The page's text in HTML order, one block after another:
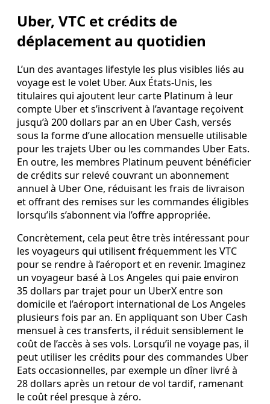
Uber, VTC et crédits de
déplacement au quotidien
L’un des avantages lifestyle les plus visibles liés au
voyage est le volet Uber. Aux États-Unis, les
titulaires qui ajoutent leur carte Platinum à leur
compte Uber et s’inscrivent à l’avantage reçoivent
jusqu’à 200 dollars par an en Uber Cash, versés
sous la forme d’une allocation mensuelle utilisable
pour les trajets Uber ou les commandes Uber Eats.
En outre, les membres Platinum peuvent bénéficier
de crédits sur relevé couvrant un abonnement
annuel à Uber One, réduisant les frais de livraison
et offrant des remises sur les commandes éligibles
lorsqu’ils s’abonnent via l’offre appropriée.
Concrètement, cela peut être très intéressant pour
les voyageurs qui utilisent fréquemment les VTC
pour se rendre à l’aéroport et en revenir. Imaginez
un voyageur basé à Los Angeles qui paie environ
35 dollars par trajet pour un UberX entre son
domicile et l’aéroport international de Los Angeles
plusieurs fois par an. En appliquant son Uber Cash
mensuel à ces transferts, il réduit sensiblement le
coût de l’accès à ses vols. Lorsqu’il ne voyage pas, il
peut utiliser les crédits pour des commandes Uber
Eats occasionnelles, par exemple un dîner livré à
28 dollars après un retour de vol tardif, ramenant
le coût réel presque à zéro.